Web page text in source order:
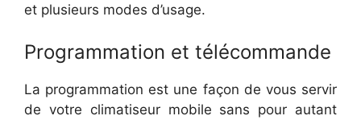
et plusieurs modes d’usage.
Programmation et télécommande
La programmation est une façon de vous servir
de votre climatiseur mobile sans pour autant